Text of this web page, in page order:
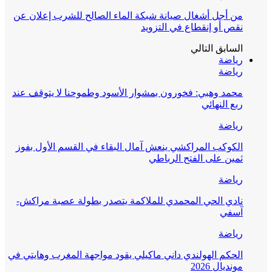
من أجل أشغال صيانة شبكة الماء الصالح للشرب إعلان عن
نقص أو إنقطاع في التزويد
السابق التالي
رياضة
رياضة
محمد وهبي: فخورون بمشوار الأسود وطموحنا لا يتوقف عند
ربع النهائي
رياضة
الكوكب المراكشي ينعش آمال البقاء في القسم الأول بفوز
ثمين على الفتح الرباطي
رياضة
نادي الحي المحمدي للملاكمة يتصدر بطولة عصبة مراكش-
آسفي
رياضة
الحكم الهولندي داني ماكيلي يقود مواجهة المغرب وهايتي في
مونديال 2026